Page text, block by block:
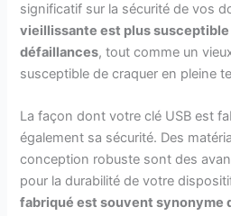
significatif sur la sécurité de vos
vieillissante est plus
défaillances, tout comme un
susceptible de craquer en pleine
La façon dont votre clé USB est
également sa sécurité. Des
conception robuste sont des
pour la durabilité de votre
fabriqué est souvent synonyme